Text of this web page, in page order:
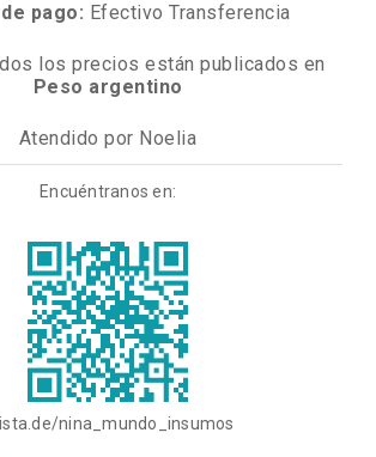
pago: Efectivo Transferencia
los precios están publicados en
Peso argentino
Atendido por Noelia
Encuéntranos en:
nina_mundo_insumos